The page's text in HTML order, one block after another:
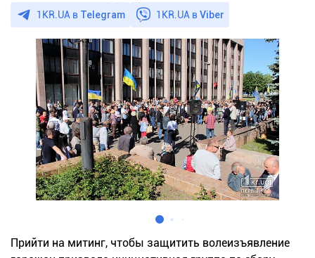
1KR.UA в Telegram 1KR.UA вViber
Прийти на митинг, чтобы защитить волеизъявление